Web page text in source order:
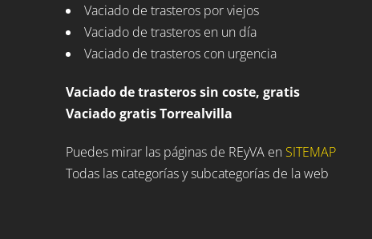
Vaciado de trasteros por viejos
Vaciado de trasteros en un día
Vaciado de trasteros con urgencia
Vaciado de trasteros sin coste, gratis
Vaciado gratis Torrealvilla
Puedes mirar las páginas de REyVA en SITEMAP
Todas las categorías y subcategorías de la web